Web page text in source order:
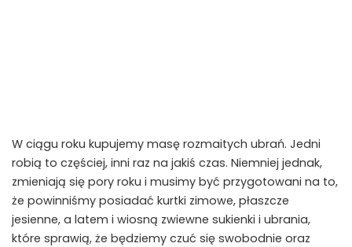
W ciągu roku kupujemy masę rozmaitych ubrań. Jedni
robią to częściej, inni raz na jakiś czas. Niemniej jednak,
zmieniają się pory roku i musimy być przygotowani na to,
że powinniśmy posiadać kurtki zimowe, płaszcze
jesienne, a latem i wiosną zwiewne sukienki i ubrania,
które sprawią, że będziemy czuć się swobodnie oraz